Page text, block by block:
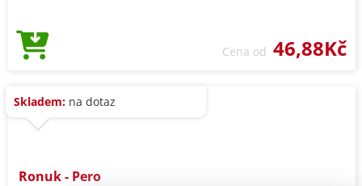
Cena od 46,88Kč
Skladem: na dotaz
Ronuk - Pero